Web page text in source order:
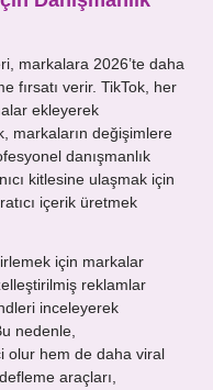
markalara 2026’te daha
fırsatı verir. TikTok, her
ekleyerek
markaların değişimlere
danışmanlık
kitlesine ulaşmak için
içerik üretmek
için markalar
reklamlar
inceleyerek
nedenle,
olur hem de daha viral
araçları,